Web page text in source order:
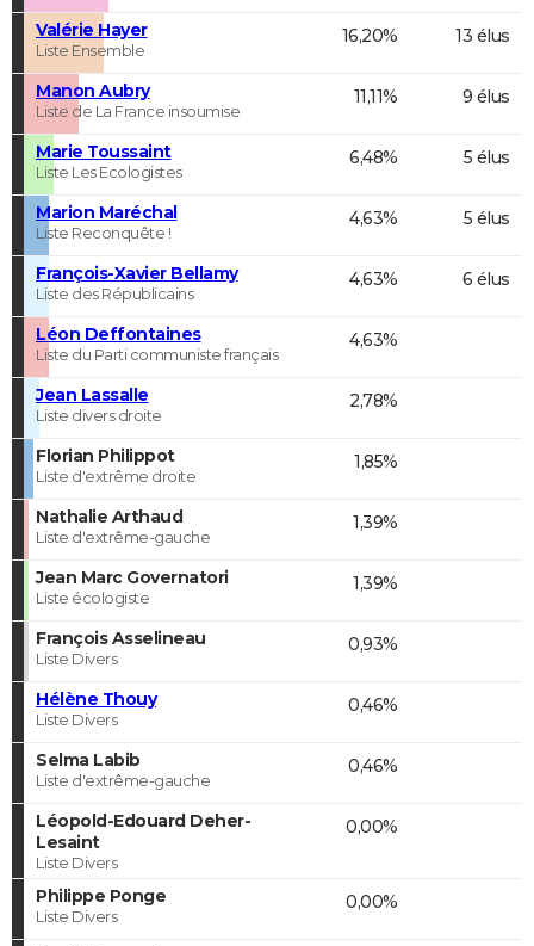
Valérie Hayer
Liste Ensemble
16,20% 13 élus
Manon Aubry
Liste de La France insoumise
11,11% 9 élus
Marie Toussaint
Liste Les Ecologistes
6,48% 5 élus
Marion Maréchal
Liste Reconquête !
4,63% 5 élus
François-Xavier Bellamy
Liste des Républicains
4,63% 6 élus
Léon Deffontaines
Liste du Parti communiste français
4,63%
Jean Lassalle
Liste divers droite
2,78%
Florian Philippot
Liste d'extrême droite
1,85%
Nathalie Arthaud
Liste d'extrême-gauche
1,39%
Jean Marc Governatori
Liste écologiste
1,39%
François Asselineau
Liste Divers
0,93%
Hélène Thouy
Liste Divers
0,46%
Selma Labib
Liste d'extrême-gauche
0,46%
Léopold-Edouard Deher-
Lesaint
Liste Divers
0,00%
Philippe Ponge
Liste Divers
0,00%